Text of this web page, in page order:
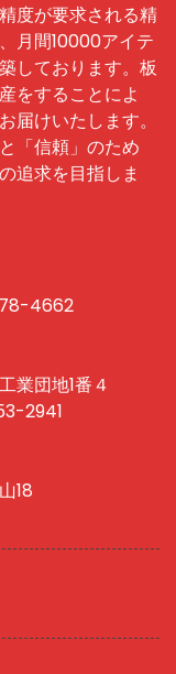
度が要求される精
月間10000アイテ
しております。板
をすることによ
届けいたします。
「信頼」のため
追求を目指しま
4662
業団地1番４
2941
18